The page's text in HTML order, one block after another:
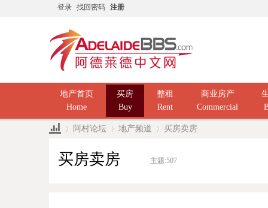
登录 找回密码 注册
地产首页
Home
买房
Buy
整租
Rent
商业房产
Commercial
阿村论坛 地产频道 买房卖房
买房卖房 主题:507